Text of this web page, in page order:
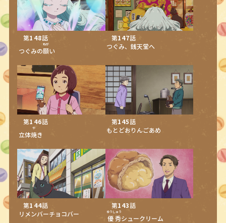
第148話
つぐみの願
ねが
い
第147話
つぐみ、銭天堂へ
第146話
立体焼
や
き
第145話
もとどおりんごあめ
第144話
リメンバーチョコバー
第143話
優秀
ゆうしゅう
シュークリーム